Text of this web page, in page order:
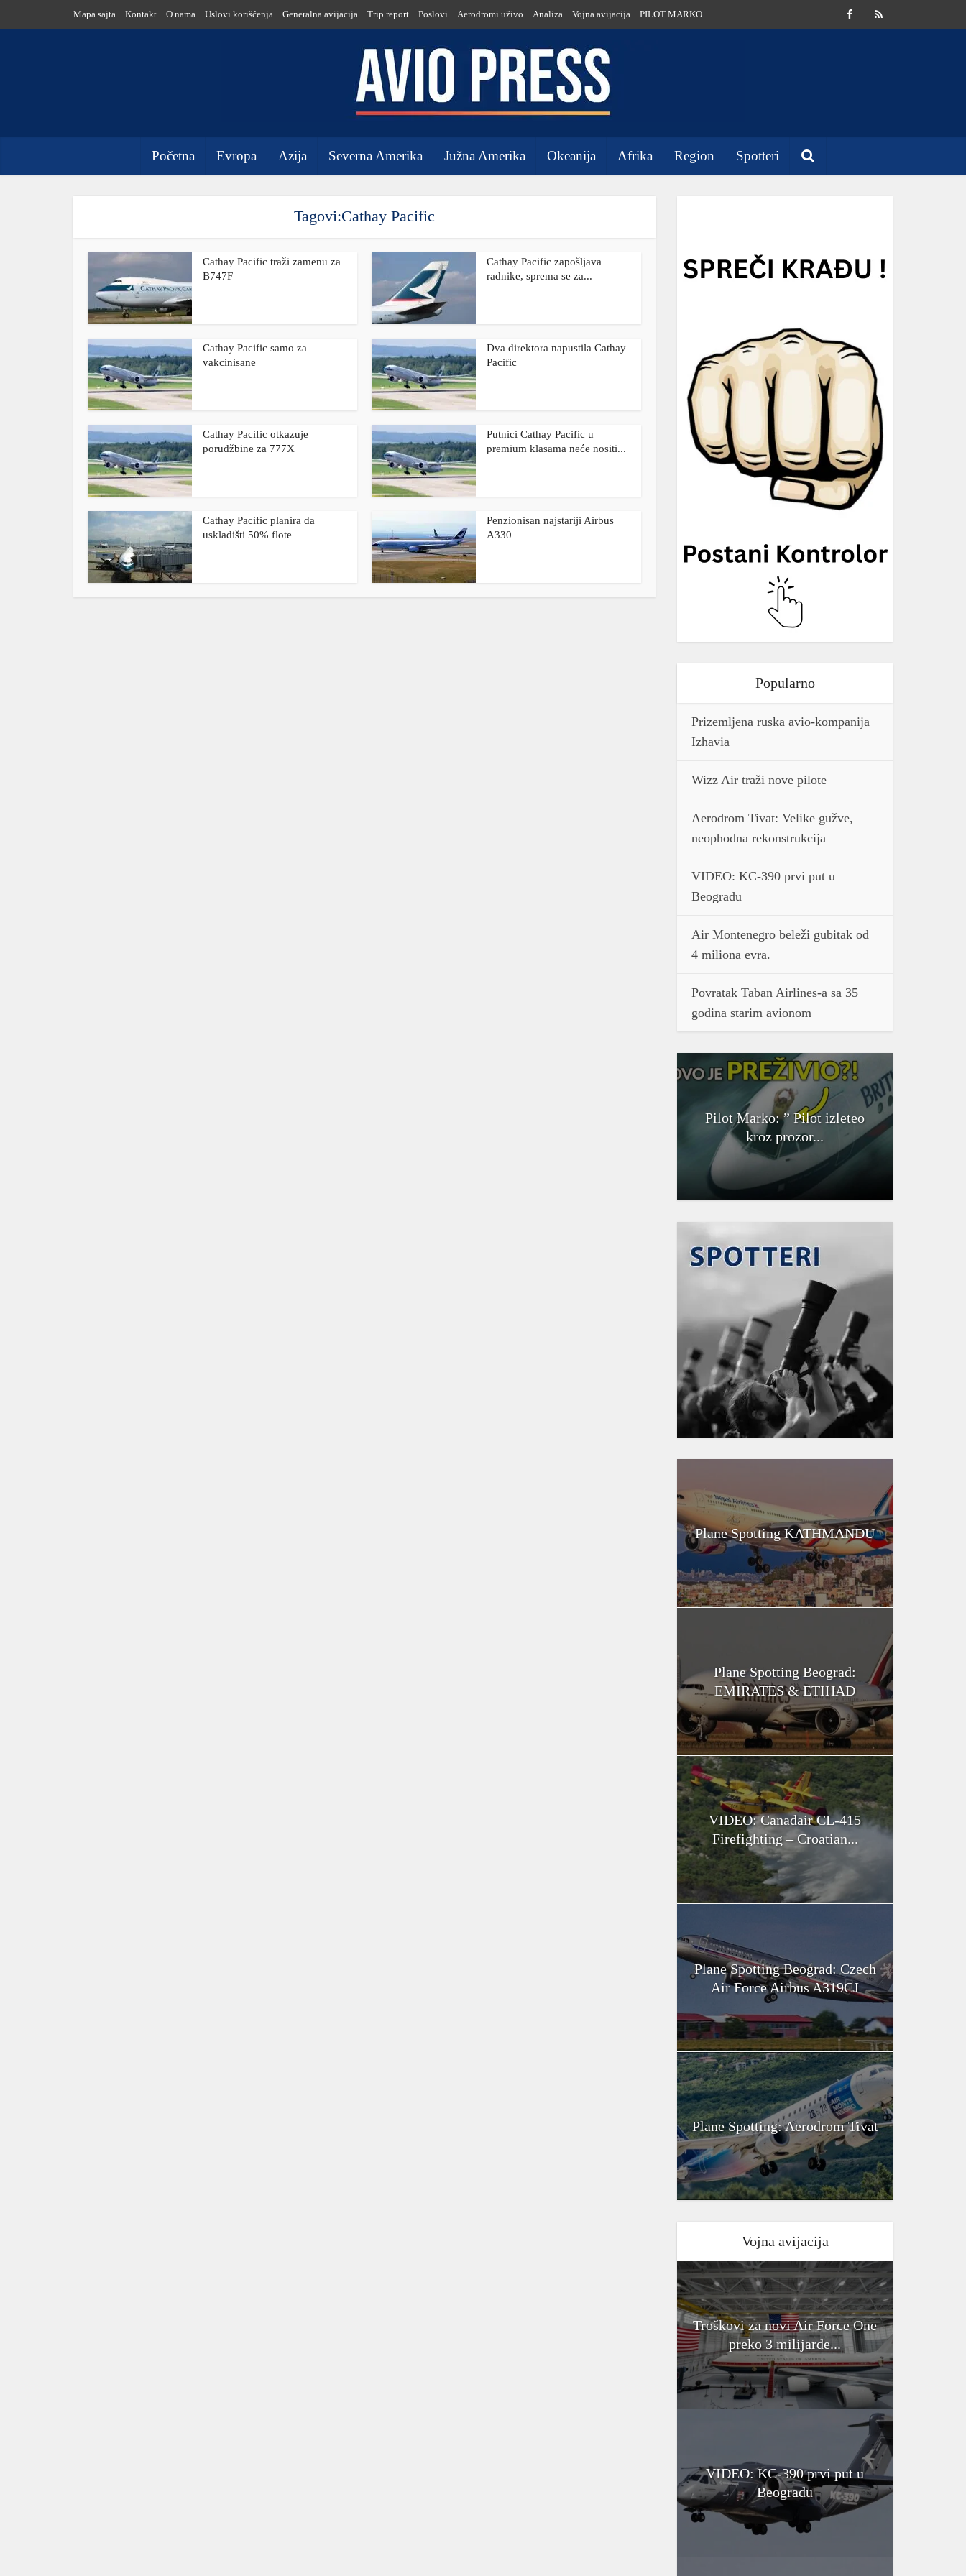
Mapa sajta Kontakt O nama Uslovi korišćenja Generalna avijacija Trip report Poslovi Aerodromi uživo Analiza Vojna avijacija PILOT MARKO
Početna Evropa Azija Severna Amerika Južna Amerika Okeanija Afrika Region Spotteri
Tagovi:Cathay Pacific
Cathay Pacific traži zamenu za
B747F
Cathay Pacific zapošljava
radnike, sprema se za...
Cathay Pacific samo za
vakcinisane
Dva direktora napustila Cathay
Pacific
Cathay Pacific otkazuje
porudžbine za 777X
Putnici Cathay Pacific u
premium klasama neće nositi...
Cathay Pacific planira da
uskladišti 50% flote
Penzionisan najstariji Airbus
A330
Popularno
Prizemljena ruska avio-kompanija
Izhavia
Wizz Air traži nove pilote
Aerodrom Tivat: Velike gužve,
neophodna rekonstrukcija
VIDEO: KC-390 prvi put u
Beogradu
Air Montenegro beleži gubitak od
4 miliona evra.
Povratak Taban Airlines-a sa 35
godina starim avionom
Pilot Marko: ” Pilot izleteo
kroz prozor...
Plane Spotting KATHMANDU
Plane Spotting Beograd:
EMIRATES & ETIHAD
VIDEO: Canadair CL-415
Firefighting – Croatian...
Plane Spotting Beograd: Czech
Air Force Airbus A319CJ
Plane Spotting: Aerodrom Tivat
Vojna avijacija
Troškovi za novi Air Force One
preko 3 milijarde...
VIDEO: KC-390 prvi put u
Beogradu